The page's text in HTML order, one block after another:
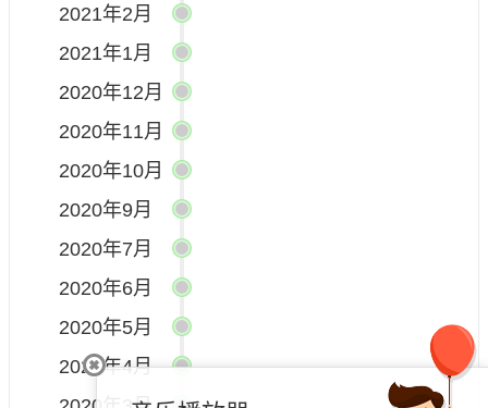
2021年2月
2021年1月
2020年12月
2020年11月
2020年10月
2020年9月
2020年7月
2020年6月
2020年5月
2020年4月